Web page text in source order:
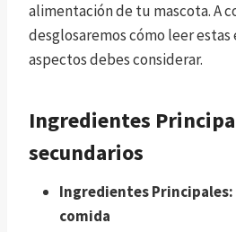
alimentación de tu mascota. A
desglosaremos cómo leer
aspectos debes considerar.
Ingredientes
secundarios
Ingredientes Principales:
comida